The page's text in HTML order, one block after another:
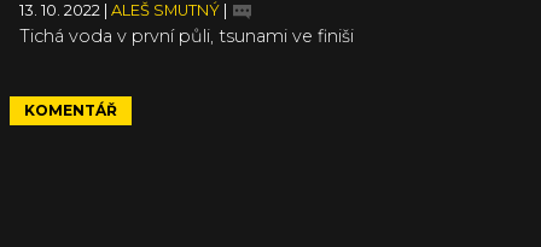
13. 10. 2022 ALEŠ SMUTNÝ
Tichá voda v první půli, tsunami ve finiši
KOMENTÁŘ